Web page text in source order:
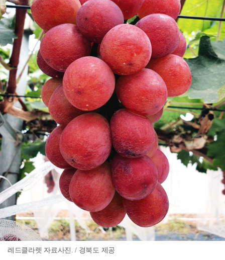
레드클라렛 자료사진. / 경북도 제공